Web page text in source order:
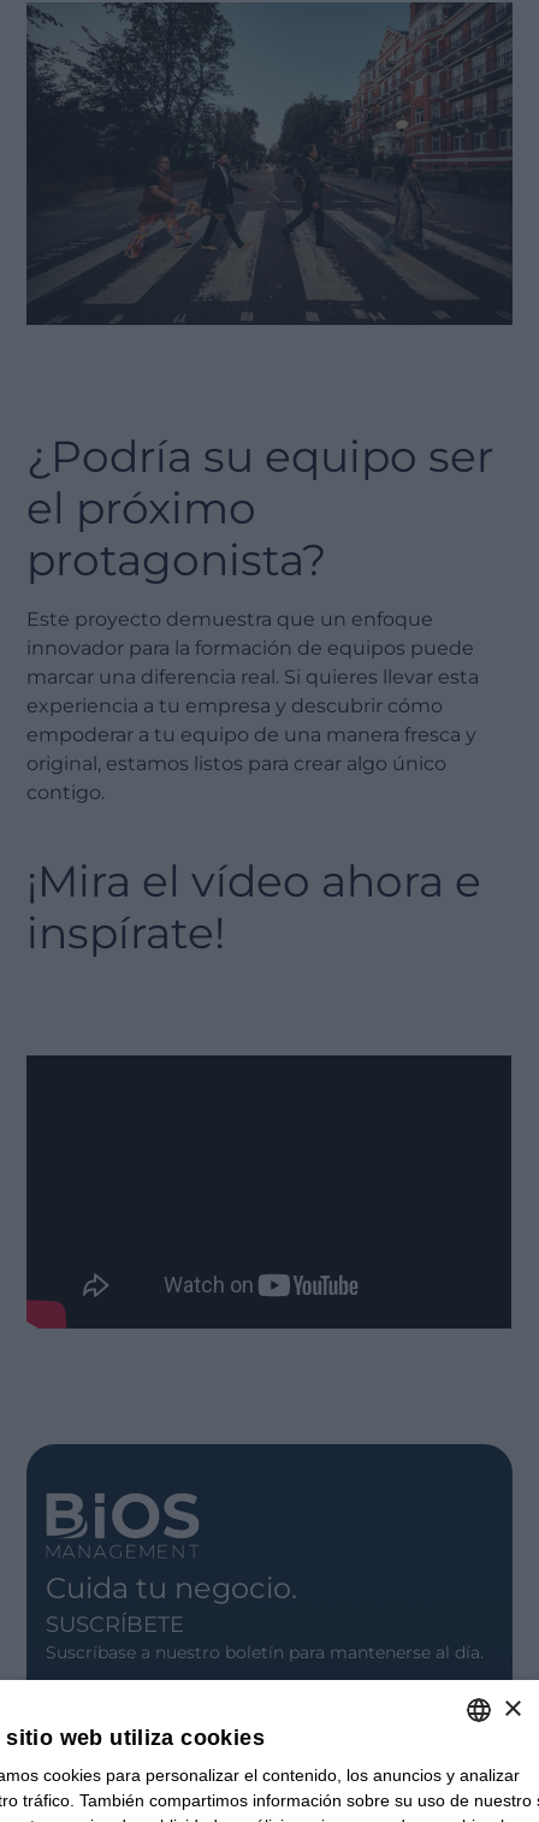
¿Podría su equipo ser
el próximo
protagonista?
Este proyecto demuestra que un enfoque
innovador para la formación de equipos puede
marcar una diferencia real. Si quieres llevar esta
experiencia a tu empresa y descubrir cómo
empoderar a tu equipo de una manera fresca y
original, estamos listos para crear algo único
contigo.
¡Mira el vídeo ahora e
inspírate!
Cuida tu negocio.
SUSCRÍBETE
Suscríbase a nuestro boletín para mantenerse al día.
Oficinas
Contáctanos
ITALIAN
×
sitio web utiliza cookies
cookies para personalizar el contenido, los anuncios y analizar
tráfico. También compartimos información sobre su uso de nuestro